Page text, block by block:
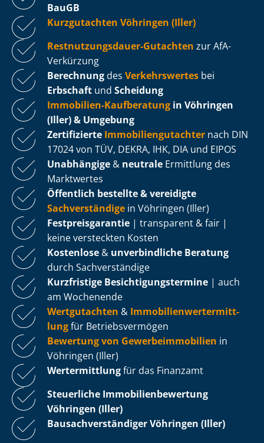
BauGB
Kurzgutachten Vöhringen (Iller)
Rest­nut­zungs­dau­er-Gutachten zur AfA-
Verkürzung
Berechnung des Verkehrswertes bei
Erbschaft und Scheidung
Immobilien-Kaufberatung in Vöhringen
(Iller) & Umgebung
Zertifizierte Im­mo­bi­li­en­gut­ach­ter nach DIN
17024 von TÜV, DEKRA, IHK, DIA und EIPOS
Unabhängige & neutrale Ermittlung des
Marktwertes
Öffentlich bestellte & vereidigte
Sachverständige in Vöhringen (Iller)
Fest­preis­ga­ran­tie | transparent & fair |
keine versteckten Kosten
Kostenlose & unverbindliche Beratung
durch Sachverständige
Kurzfristige Be­sich­ti­gungs­ter­mi­ne | auch
am Wochenende
Wertgutachten & Im­mo­bi­li­en­wert­ermitt­
lungfür Be­triebs­ver­mö­gen
Bewertung von Ge­wer­be­im­mo­bi­li­en in
Vöhringen (Iller)
Wertermittlungfür das Finanzamt
Steuerliche Im­mo­bi­li­en­be­wer­tung
Vöhringen (Iller)
Bau­sach­ver­stän­di­ger Vöhringen (Iller)